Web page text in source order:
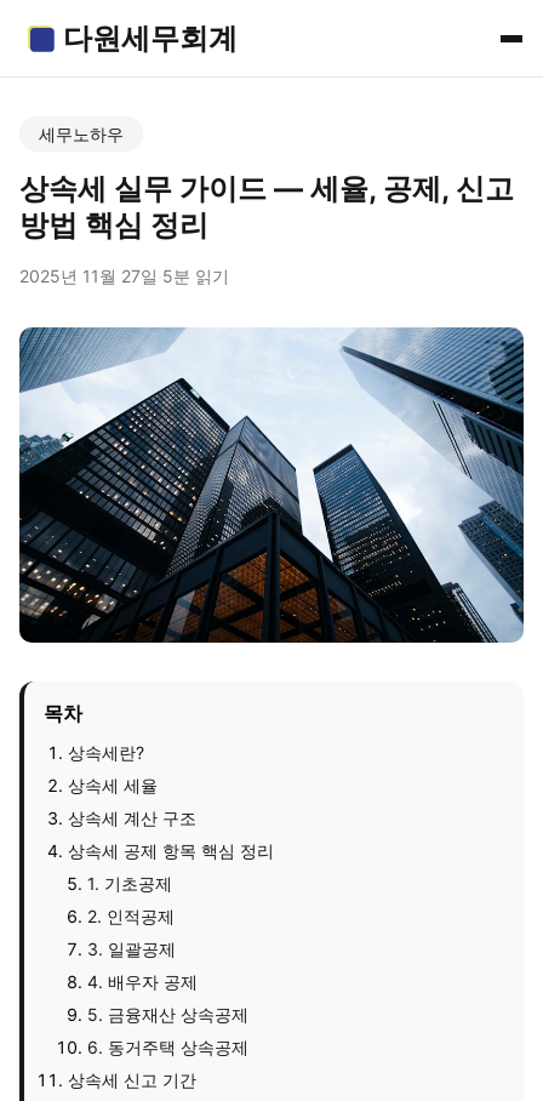
다원세무회계
세무노하우
상속세 실무 가이드 — 세율, 공제, 신고
방법 핵심 정리
2025년 11월 27일 5분 읽기
목차
상속세란?
상속세 세율
상속세 계산 구조
상속세 공제 항목 핵심 정리
1. 기초공제
2. 인적공제
3. 일괄공제
4. 배우자 공제
5. 금융재산 상속공제
6. 동거주택 상속공제
상속세 신고 기간